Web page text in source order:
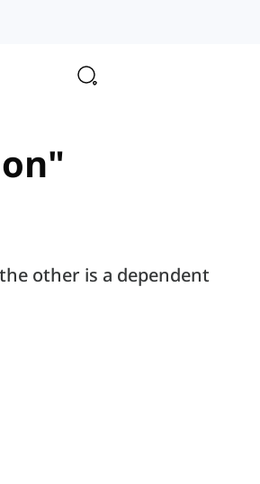
other is a dependent